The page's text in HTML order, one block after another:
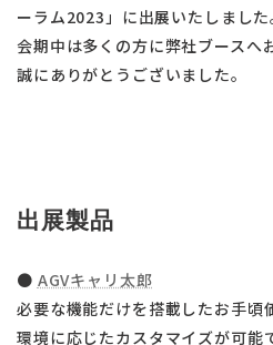
ーラム2023」に出展いたしました
会期中は多くの方に弊社ブースへ
誠にありがとうございました。
出展製品
● AGVキャリ太郎
必要な機能だけを搭載したお手頃
環境に応じたカスタマイズが可能